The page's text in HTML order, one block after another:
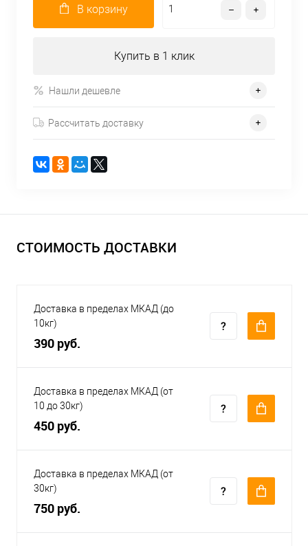
В корзину
Купить в 1 клик
Нашли дешевле
Рассчитать доставку
СТОИМОСТЬ ДОСТАВКИ
Доставка в пределах МКАД (до
10кг)
390 руб.
Доставка в пределах МКАД (от
10 до 30кг)
450 руб.
Доставка в пределах МКАД (от
30кг)
750 руб.